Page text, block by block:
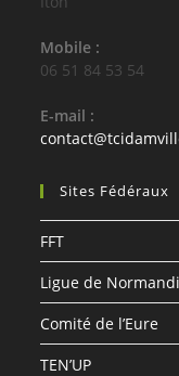
Mobile :
06 51 84 53 54
E-mail :
Sites Fédéraux
FFT
Ligue de
Comité de l’Eure
TEN’UP